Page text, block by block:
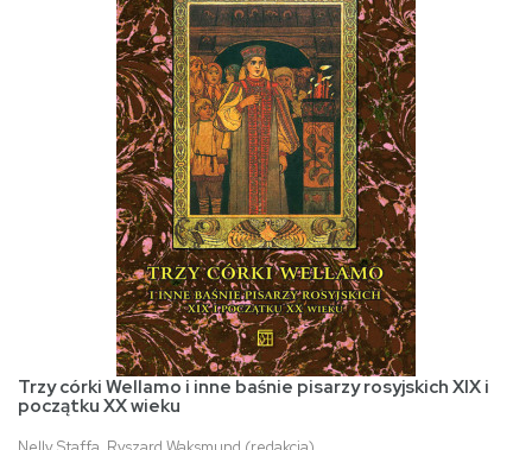
Trzy córki Wellamo i inne baśnie pisarzy rosyjskich XIX i
początku XX wieku